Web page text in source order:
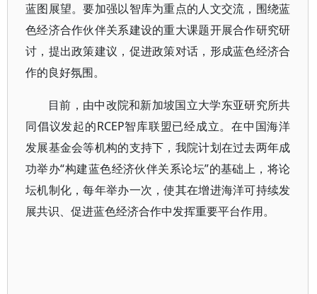
蓝图展望。要加强以智库为重点的人文交流，围绕蓝
色经济合作伙伴关系建设的重大课题开展合作研究研
讨，提出政策建议，促进政策对话，形成蓝色经济合
作的良好氛围。
目前，由中改院和新加坡国立大学东亚研究所共
同倡议发起的RCEP智库联盟已经成立。在中国海洋
发展基金会等机构的支持下，我院计划在过去两年成
功举办“构建蓝色经济伙伴关系论坛”的基础上，将论
坛机制化，每年举办一次，使其在增进海洋可持续发
展共识、促进蓝色经济合作中发挥重要平台作用。